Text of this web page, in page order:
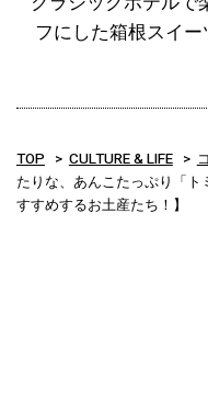
フにした箱根スイ
TOP CULTURE & LIFE
たりな、あんこたっぷり「
すすめするお土産たち！】